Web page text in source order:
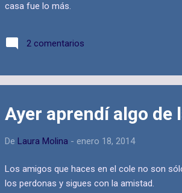
casa fue lo más.
2 comentarios
Ayer aprendí algo de
De Laura Molina - enero 18, 2014
Los amigos que haces en el cole no son
los perdonas y sigues con la amistad.